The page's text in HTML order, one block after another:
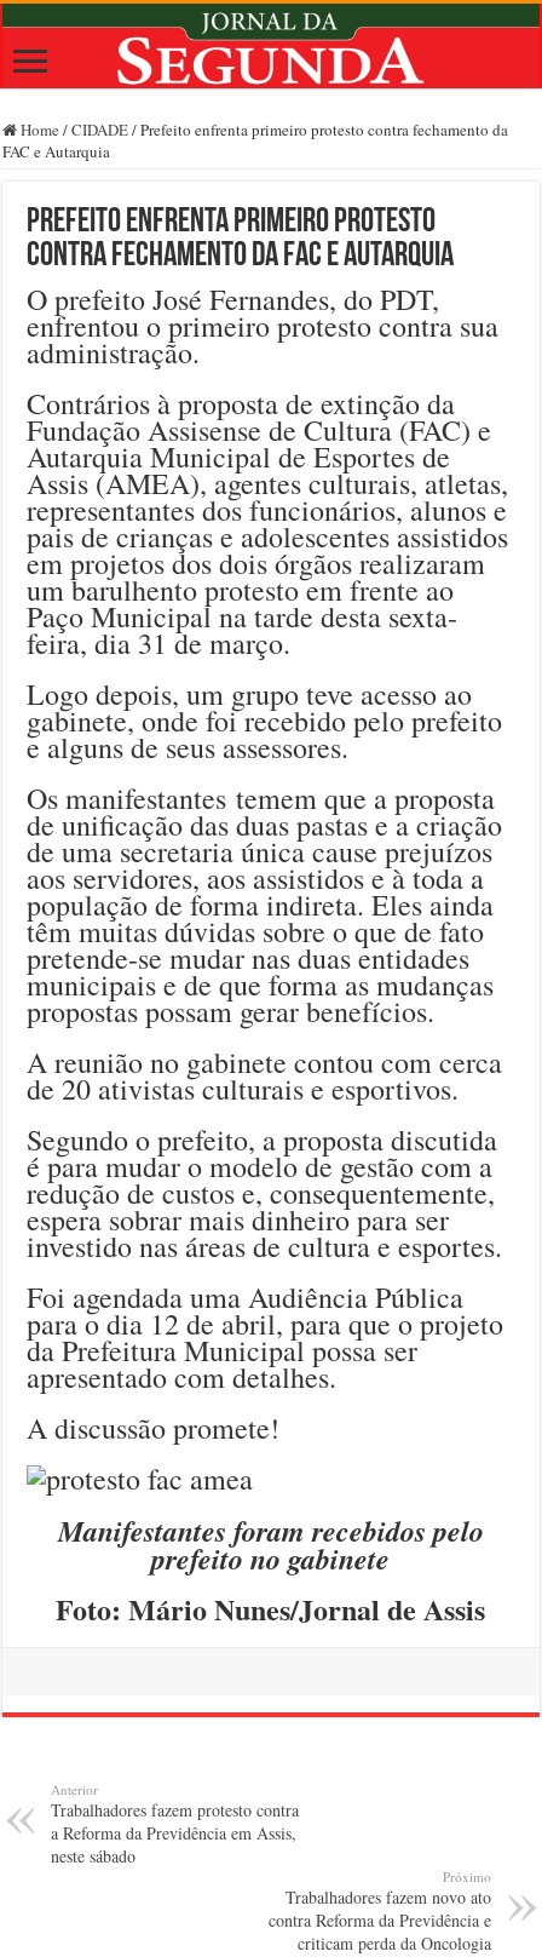
Home /CIDADE/Prefeito enfrenta primeiro protesto contra fechamento da
FAC e Autarquia
Prefeito enfrenta primeiro protesto
contra fechamento da FAC e Autarquia
O prefeito José Fernandes, do PDT,
enfrentou o primeiro protesto contra sua
administração.
Contrários à proposta de extinção da
Fundação Assisense de Cultura (FAC) e
Autarquia Municipal de Esportes de
Assis (AMEA), agentes culturais, atletas,
representantes dos funcionários, alunos e
pais de crianças e adolescentes assistidos
em projetos dos dois órgãos realizaram
um barulhento protesto em frente ao
Paço Municipal na tarde desta sexta-
feira, dia 31 de março.
Logo depois, um grupo teve acesso ao
gabinete, onde foi recebido pelo prefeito
e alguns de seus assessores.
Os manifestantes temem que a proposta
de unificação das duas pastas e a criação
de uma secretaria única cause prejuízos
aos servidores, aos assistidos e à toda a
população de forma indireta. Eles ainda
têm muitas dúvidas sobre o que de fato
pretende-se mudar nas duas entidades
municipais e de que forma as mudanças
propostas possam gerar benefícios.
A reunião no gabinete contou com cerca
de 20 ativistas culturais e esportivos.
Segundo o prefeito, a proposta discutida
é para mudar o modelo de gestão com a
redução de custos e, consequentemente,
espera sobrar mais dinheiro para ser
investido nas áreas de cultura e esportes.
Foi agendada uma Audiência Pública
para o dia 12 de abril, para que o projeto
da Prefeitura Municipal possa ser
apresentado com detalhes.
A discussão promete!
Manifestantes foram recebidos pelo
prefeito no gabinete
Foto: Mário Nunes/Jornal de Assis
Anterior
Trabalhadores fazem protesto contra
a Reforma da Previdência em Assis,
neste sábado
Próximo
Trabalhadores fazem novo ato
contra Reforma da Previdência e
criticam perda da Oncologia